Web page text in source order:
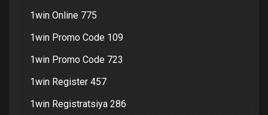
1win Online 775
1win Promo Code 109
1win Promo Code 723
1win Register 457
1win Registratsiya 286